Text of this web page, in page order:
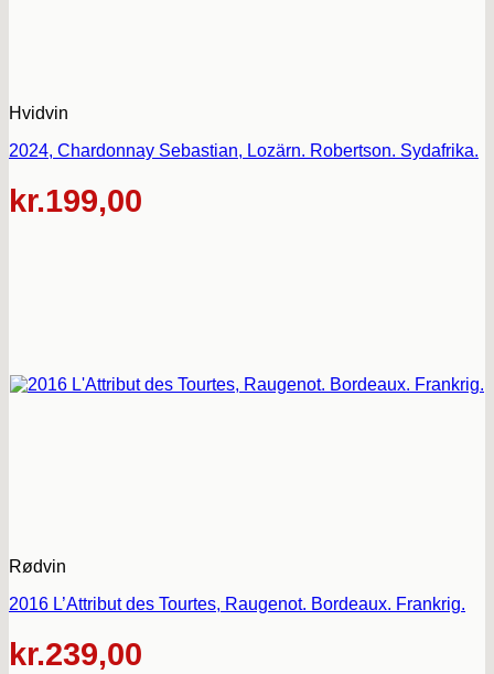
Hvidvin
2024, Chardonnay Sebastian, Lozärn. Robertson. Sydafrika.
kr.199,00
Rødvin
2016 L’Attribut des Tourtes, Raugenot. Bordeaux. Frankrig.
kr.239,00